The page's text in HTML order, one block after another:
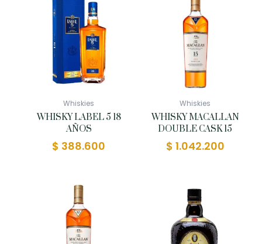
Whiskies
WHISKY LABEL 5 18
AÑOS
$ 388.600
Whiskies
WHISKY MACALLAN
DOUBLE CASK 15
$ 1.042.200